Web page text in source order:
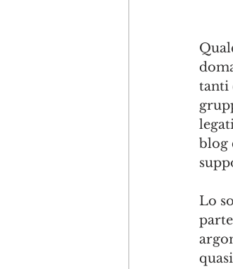
tanti
blog
Lo